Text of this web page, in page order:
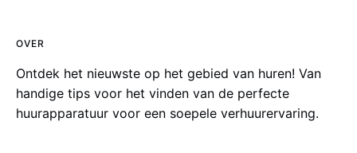
OVER
Ontdek het nieuwste op het gebied van huren! Van
handige tips voor het vinden van de perfecte
huurapparatuur voor een soepele verhuurervaring.